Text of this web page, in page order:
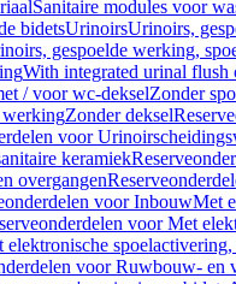
Sanitaire modules voor
bidetsUrinoirsUrinoirs,
gespoelde werking,
With integrated urinal flush
/ voor wc-dekselZonder
werkingZonder deksel
voor
keramiek
overgangen
voor InbouwMet
voor Met
elektronische
voor Ruwbouw- en